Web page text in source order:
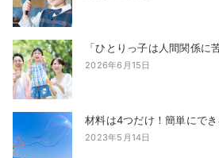
「ひとりっ子は人間関係に
2026年6月15日
材料は4つだけ！簡単にで
2023年5月14日